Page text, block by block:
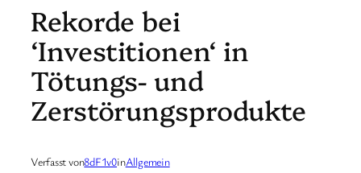
Rekorde bei
‘Investitionen‘ in
Tötungs- und
Zerstörungsprodukte
Verfasst von8dF1v0inAllgemein